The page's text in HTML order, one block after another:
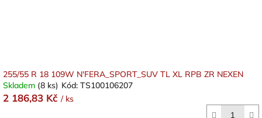
255/55 R 18 109W N'FERA_SPORT_SUV TL XL RPB ZR NEXEN
Skladem (8 ks) Kód: TS100106207
2 186,83 Kč / ks